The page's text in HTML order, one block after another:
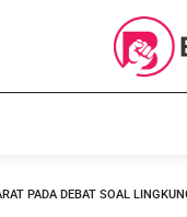
PADA DEBAT SOAL